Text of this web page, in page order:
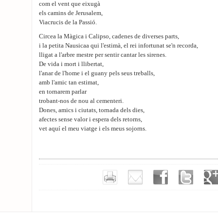
com el vent que eixugà
els camins de Jerusalem,
Viacrucis de la Passió.
Circea la Màgica i Calipso, cadenes de diverses parts,
i la petita Nausicaa qui l'estimà, el rei infortunat se'n recorda,
lligat a l'arbre mestre per sentir cantar les sirenes.
De vida i mort i llibertat,
l'anar de l'home i el guany pels seus treballs,
amb l'amic tan estimat,
en tornarem parlar
trobant-nos de nou al cementeri.
Dones, amics i ciutats, tornada dels dies,
afectes sense valor i espera dels retorns,
vet aquí el meu viatge i els meus sojorns.